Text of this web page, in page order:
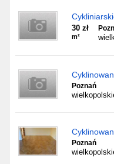
30 zł
m²
Poznań
Poznań